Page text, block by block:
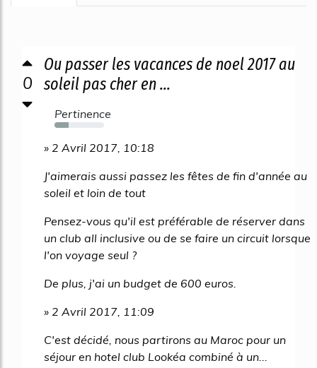
0
Ou passer les vacances de noel 2017 au
soleil pas cher en ...
Pertinence
28%
» 2 Avril 2017, 10:18
J'aimerais aussi passez les fêtes de fin d'année au
soleil et loin de tout
Pensez-vous qu'il est préférable de réserver dans
un club all inclusive ou de se faire un circuit lorsque
l'on voyage seul ?
De plus, j'ai un budget de 600 euros.
» 2 Avril 2017, 11:09
C'est décidé, nous partirons au Maroc pour un
séjour en hotel club Lookéa combiné à un...